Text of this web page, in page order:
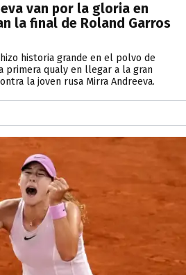
van por la gloria en
la final de Roland Garros
historia grande en el polvo de
qualy en llegar a la gran
la joven rusa Mirra Andreeva.